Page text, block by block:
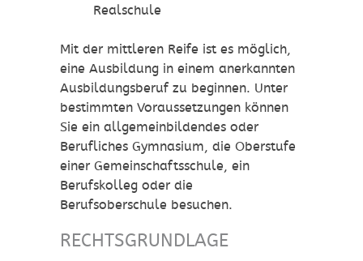
Realschule
Mit der mittleren Reife ist es möglich,
eine Ausbildung in einem anerkannten
Ausbildungsberuf zu beginnen. Unter
bestimmten Voraussetzungen können
Sie ein allgemeinbildendes oder
Berufliches Gymnasium, die Oberstufe
einer Gemeinschaftsschule, ein
Berufskolleg oder die
Berufsoberschule besuchen.
RECHTSGRUNDLAGE